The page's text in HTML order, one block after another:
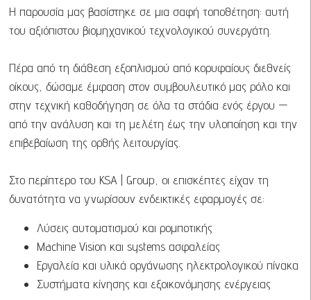
Η παρουσία μας βασίστηκε σε μια σαφή τοποθέτηση: αυτή
του αξιόπιστου βιομηχανικού τεχνολογικού συνεργάτη.
Πέρα από τη διάθεση εξοπλισμού από κορυφαίους διεθνείς
οίκους, δώσαμε έμφαση στον συμβουλευτικό μας ρόλο και
στην τεχνική καθοδήγηση σε όλα τα στάδια ενός έργου —
από την ανάλυση και τη μελέτη έως την υλοποίηση και την
επιβεβαίωση της ορθής λειτουργίας.
Στο περίπτερο του KSA | Group, οι επισκέπτες είχαν τη
δυνατότητα να γνωρίσουν ενδεικτικές εφαρμογές σε:
Λύσεις αυτοματισμού και ρομποτικής
Machine Vision και systems ασφαλείας
Εργαλεία και υλικά οργάνωσης ηλεκτρολογικού πίνακα
Συστήματα κίνησης και εξοικονόμησης ενέργειας